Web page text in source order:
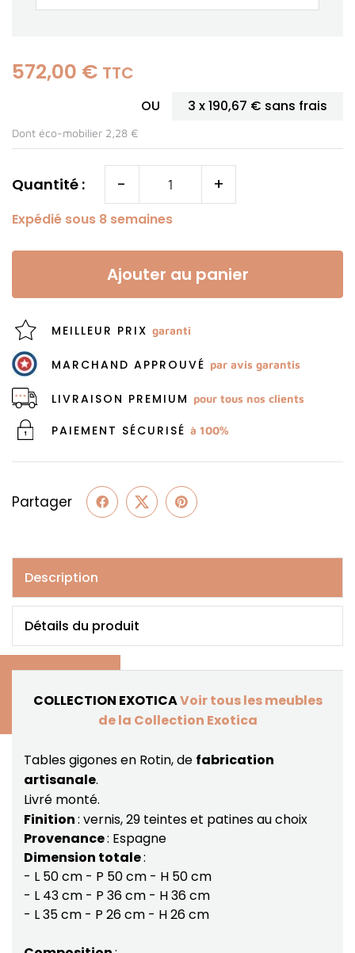
572,00 € TTC
OU 3 x190,67 € sans frais
Dont éco-mobilier 2,28 €
Quantité : - +
Expédié sous 8 semaines
Ajouter au panier
MEILLEUR PRIX garanti
MARCHAND APPROUVÉ par avis garantis
LIVRAISON PREMIUM pour tous nos clients
PAIEMENT SÉCURISÉ à 100%
Partager
Description
COLLECTION EXOTICAVoir tous les meubles
de la Collection Exotica
Tables gigones en Rotin, de fabrication
artisanale.
Livré monté.
Finition: vernis, 29 teintes et patines au choix
Provenance: Espagne
Dimension totale:
- L 50 cm - P 50 cm - H 50 cm
- L 43 cm - P 36 cm - H 36 cm
- L 35 cm - P 26 cm - H 26 cm
Détails du produit